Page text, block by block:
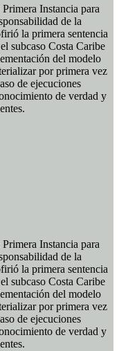
Instancia para
de la
la primera sentencia
subcaso Costa Caribe
del modelo
por primera vez
de ejecuciones
de verdad y
Instancia para
de la
la primera sentencia
subcaso Costa Caribe
del modelo
por primera vez
de ejecuciones
de verdad y